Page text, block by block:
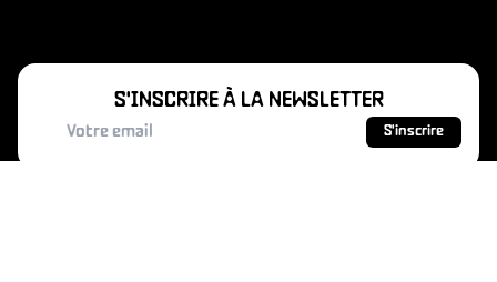
S'INSCRIRE À LA NEWSLETTER
S'inscrire